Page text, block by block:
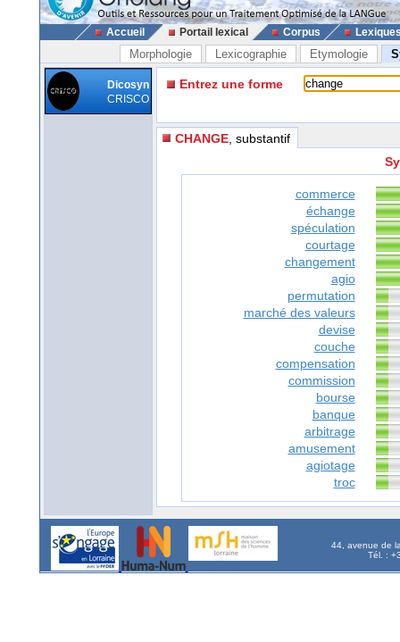
Accueil Portail lexical Corpus
Morphologie Lexicographie Etymologie
Dicosyn
CRISCO
Entrez une forme
CHANGE , substantif
commerce
échange
spéculation
courtage
changement
agio
permutation
marché des valeurs
devise
couche
compensation
commission
bourse
banque
arbitrage
amusement
agiotage
troc
44, avenue de
Tél. :